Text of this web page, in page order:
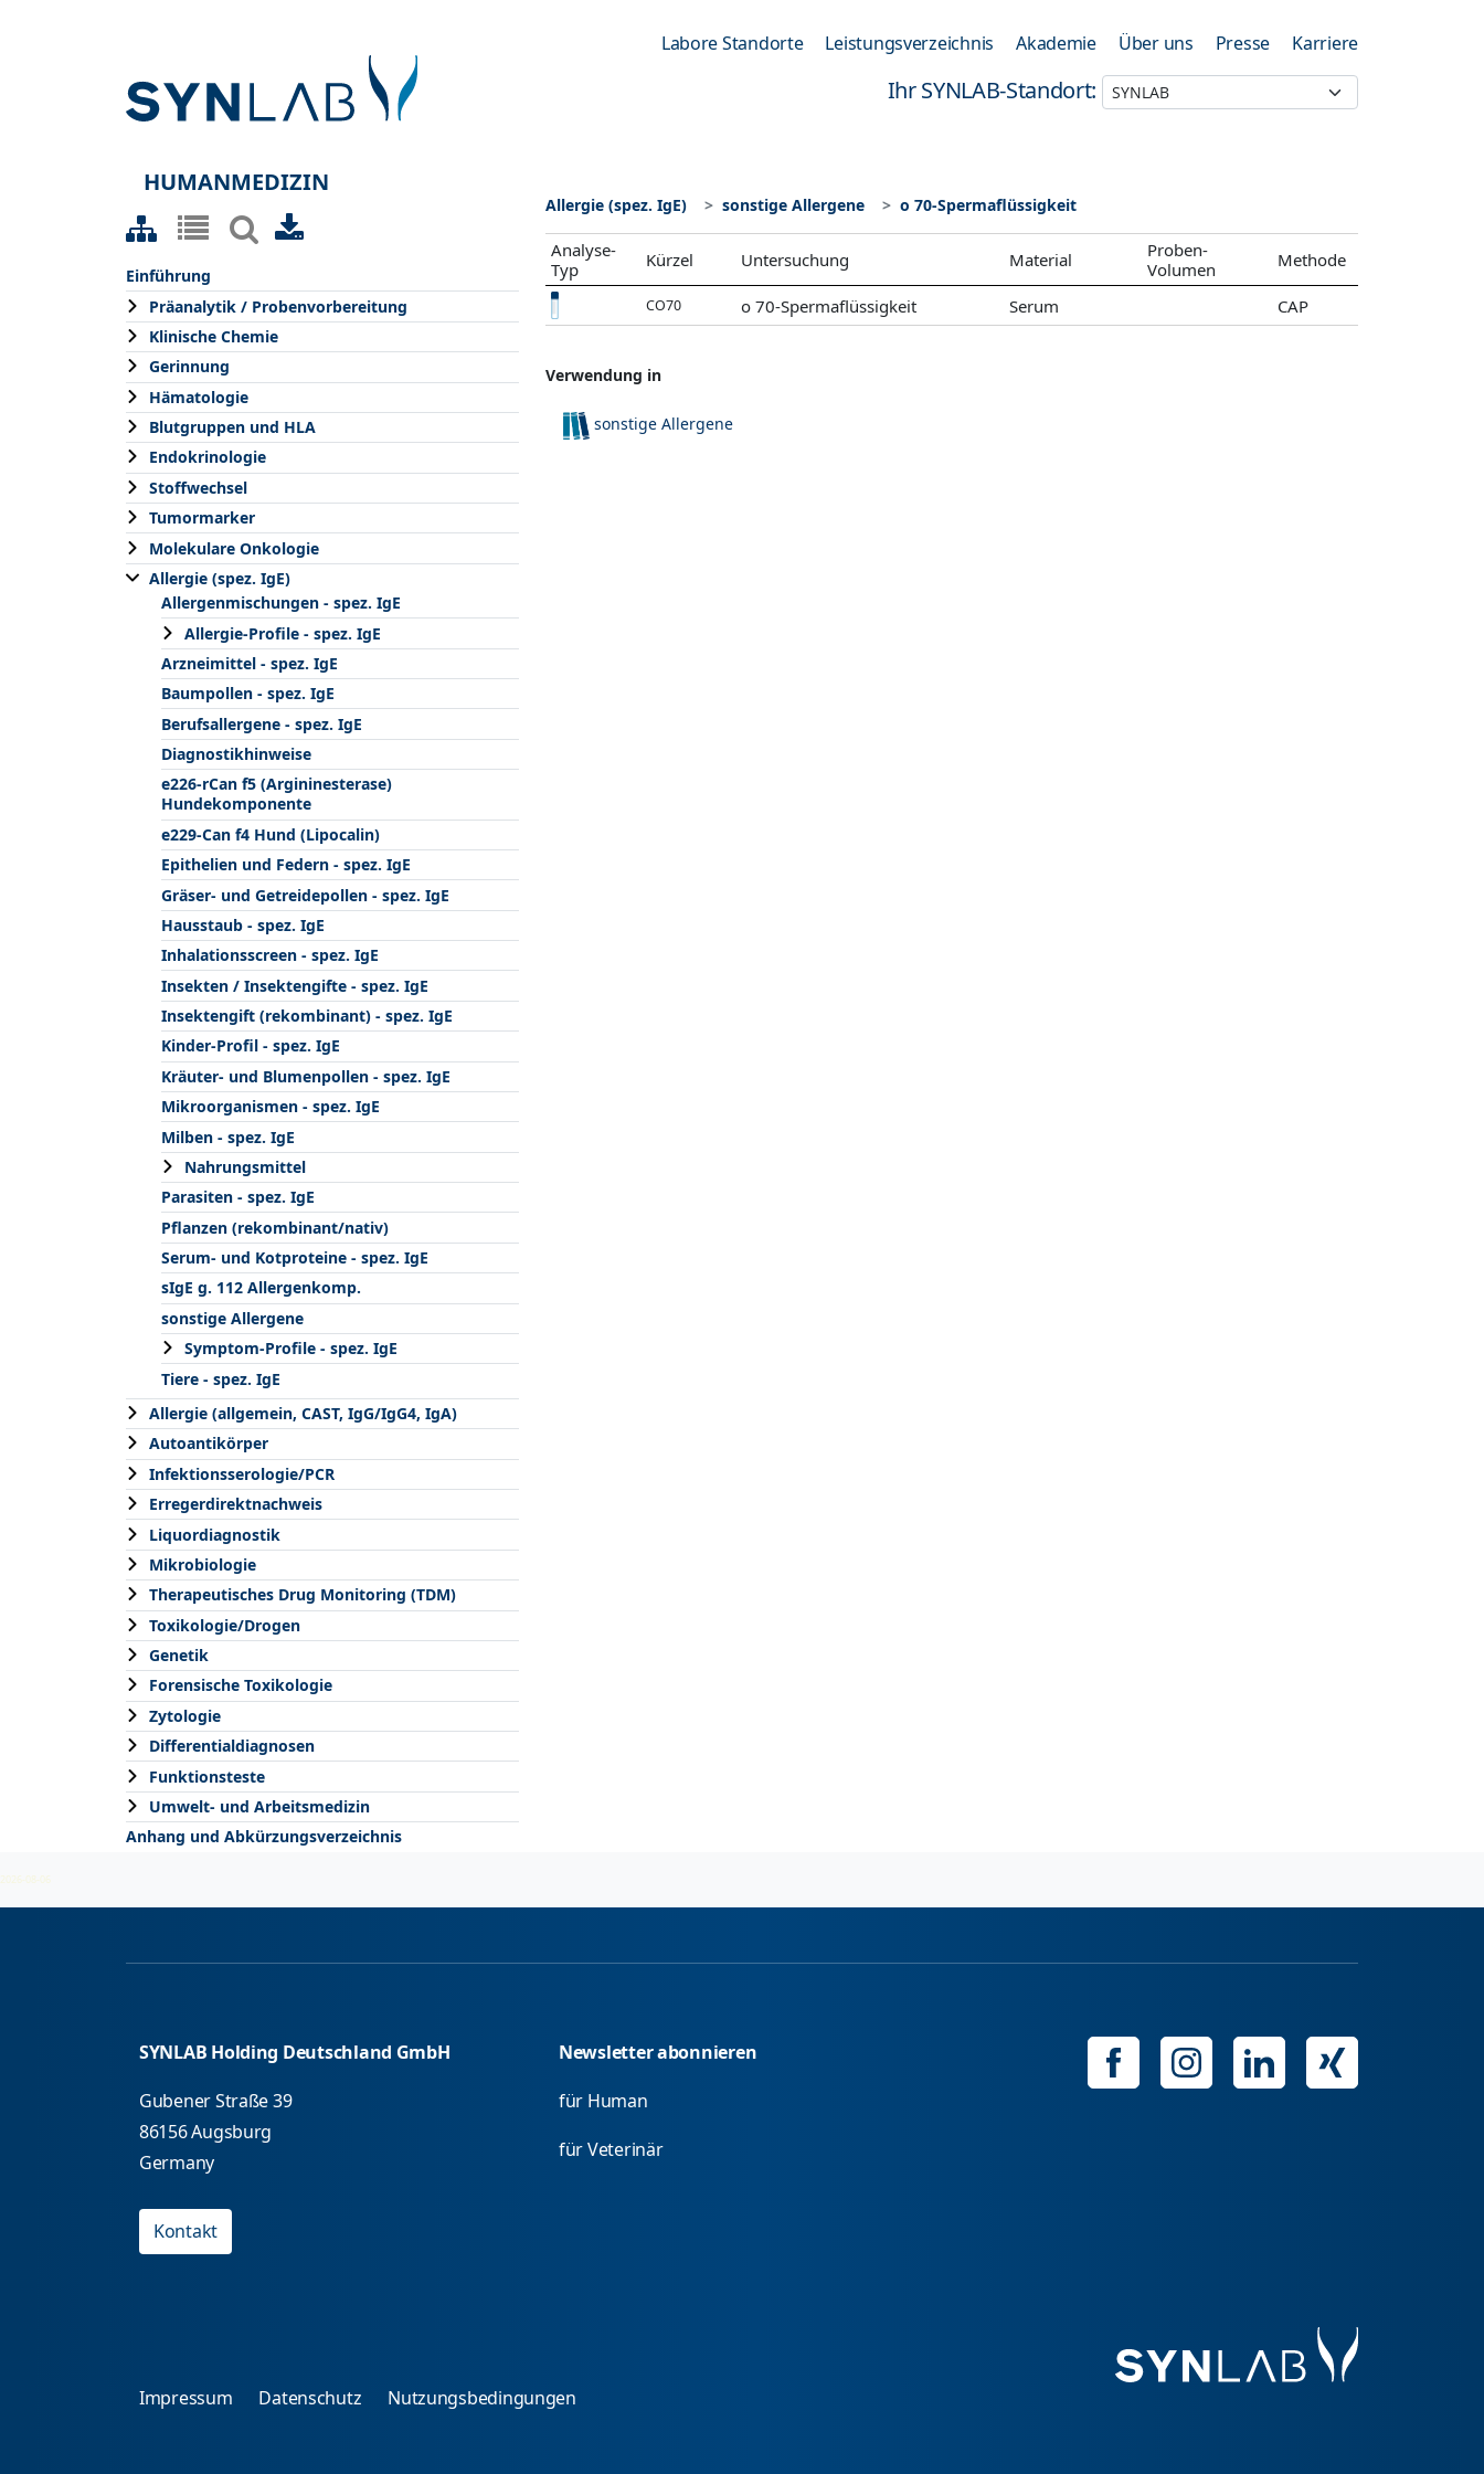
Labore Standorte Leistungsverzeichnis Akademie Über uns Presse Karriere
Ihr SYNLAB-Standort:
HUMANMEDIZIN
Einführung
Präanalytik / Probenvorbereitung
Klinische Chemie
Gerinnung
Hämatologie
Blutgruppen und HLA
Endokrinologie
Stoffwechsel
Tumormarker
Molekulare Onkologie
Allergie (spez. IgE)
Allergenmischungen - spez. IgE
Allergie-Profile - spez. IgE
Arzneimittel - spez. IgE
Baumpollen - spez. IgE
Berufsallergene - spez. IgE
Diagnostikhinweise
e226-rCan f5 (Argininesterase)
Hundekomponente
e229-Can f4 Hund (Lipocalin)
Epithelien und Federn - spez. IgE
Gräser- und Getreidepollen - spez. IgE
Hausstaub - spez. IgE
Inhalationsscreen - spez. IgE
Insekten / Insektengifte - spez. IgE
Insektengift (rekombinant) - spez. IgE
Kinder-Profil - spez. IgE
Kräuter- und Blumenpollen - spez. IgE
Mikroorganismen - spez. IgE
Milben - spez. IgE
Nahrungsmittel
Parasiten - spez. IgE
Pflanzen (rekombinant/nativ)
Serum- und Kotproteine - spez. IgE
sIgE g. 112 Allergenkomp.
sonstige Allergene
Symptom-Profile - spez. IgE
Tiere - spez. IgE
Allergie (allgemein, CAST, IgG/IgG4, IgA)
Autoantikörper
Infektionsserologie/PCR
Erregerdirektnachweis
Liquordiagnostik
Mikrobiologie
Therapeutisches Drug Monitoring (TDM)
Toxikologie/Drogen
Genetik
Forensische Toxikologie
Zytologie
Differentialdiagnosen
Funktionsteste
Umwelt- und Arbeitsmedizin
Anhang und Abkürzungsverzeichnis
Allergie (spez. IgE) sonstige Allergene o 70-Spermaflüssigkeit
Analyse-
Typ
Kürzel Untersuchung Material
Proben-
Volumen
Methode
CO70 o 70-Spermaflüssigkeit Serum CAP
Verwendung in
sonstige Allergene
2026-08-06
SYNLAB Holding Deutschland GmbH
Gubener Straße 39
86156 Augsburg
Germany
Kontakt
Newsletter abonnieren
für Human
für Veterinär
Impressum Datenschutz Nutzungsbedingungen